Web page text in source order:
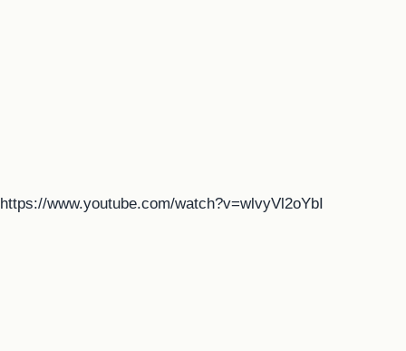
https://www.youtube.com/watch?v=wlvyVl2oYbI